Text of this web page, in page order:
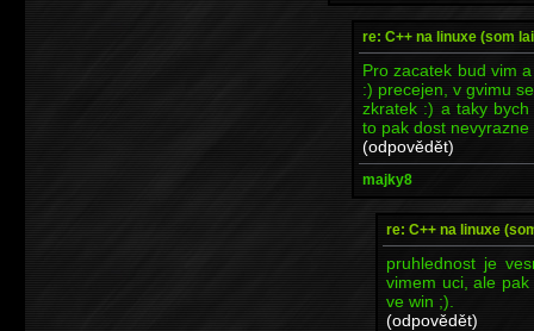
re: C++ na linuxe (som
Pro zacatek bud vim
:) precejen, v gvimu
zkratek :) a taky
to pak dost
(odpovědět)
majky8
re: C++ na linuxe
pruhlednost je
vimem uci, ale
ve win ;).
(odpovědět)